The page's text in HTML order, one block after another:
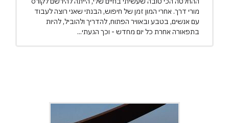
מורי דרך. אחרי המון זמן של חיפוש, הבנתי שאני רוצה לעבוד
עם אנשים, בטבע ובאוויר הפתוח, להדריך ולהוביל, להיות
בתפאורה אחרת כל יום מחדש - וכך הגעתי...